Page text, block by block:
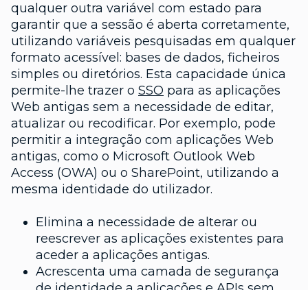
qualquer outra variável com estado para
garantir que a sessão é aberta corretamente,
utilizando variáveis pesquisadas em qualquer
formato acessível: bases de dados, ficheiros
simples ou diretórios. Esta capacidade única
permite-lhe trazer o SSO para as aplicações
Web antigas sem a necessidade de editar,
atualizar ou recodificar. Por exemplo, pode
permitir a integração com aplicações Web
antigas, como o Microsoft Outlook Web
Access (OWA) ou o SharePoint, utilizando a
mesma identidade do utilizador.
Elimina a necessidade de alterar ou
reescrever as aplicações existentes para
aceder a aplicações antigas.
Acrescenta uma camada de segurança